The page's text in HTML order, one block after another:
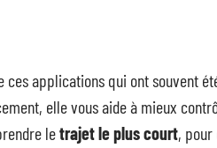
ces applications qui ont souvent
elle vous aide à mieux
letrajet le plus court,